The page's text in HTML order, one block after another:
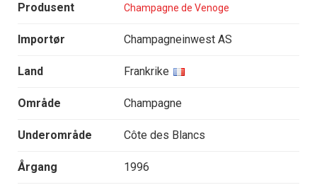
Produsent Champagne de Venoge
Importør Champagneinwest AS
Land Frankrike
Område Champagne
Underområde Côte des Blancs
Årgang 1996